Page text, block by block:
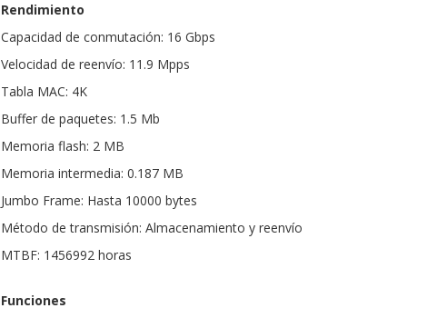
Rendimiento
Capacidad de conmutación: 16 Gbps
Velocidad de reenvío: 11.9 Mpps
Tabla MAC: 4K
Buffer de paquetes: 1.5 Mb
Memoria flash: 2 MB
Memoria intermedia: 0.187 MB
Jumbo Frame: Hasta 10000 bytes
Método de transmisión: Almacenamiento y reenvío
MTBF: 1456992 horas
Funciones